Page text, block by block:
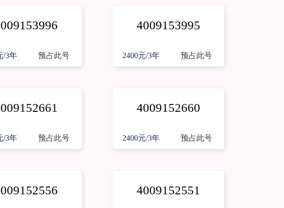
/3年 预占此号
4009153995
2400元/3年 预占此号
/3年 预占此号
4009152660
2400元/3年 预占此号
4009152551